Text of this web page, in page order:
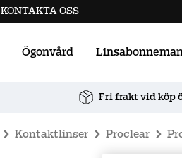
KONTAKTA OSS
Linstillbehör
Ögonvård
Fri frakt vid köp
Kontaktlinser Proclear